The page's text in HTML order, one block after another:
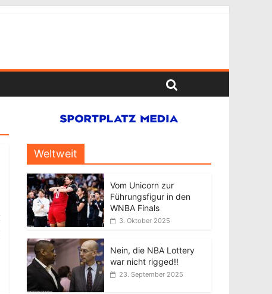
Weltweit
Vom Unicorn zur
Führungsfigur in den
WNBA Finals
3. Oktober 2025
Nein, die NBA Lottery
war nicht rigged!!
23. September 2025